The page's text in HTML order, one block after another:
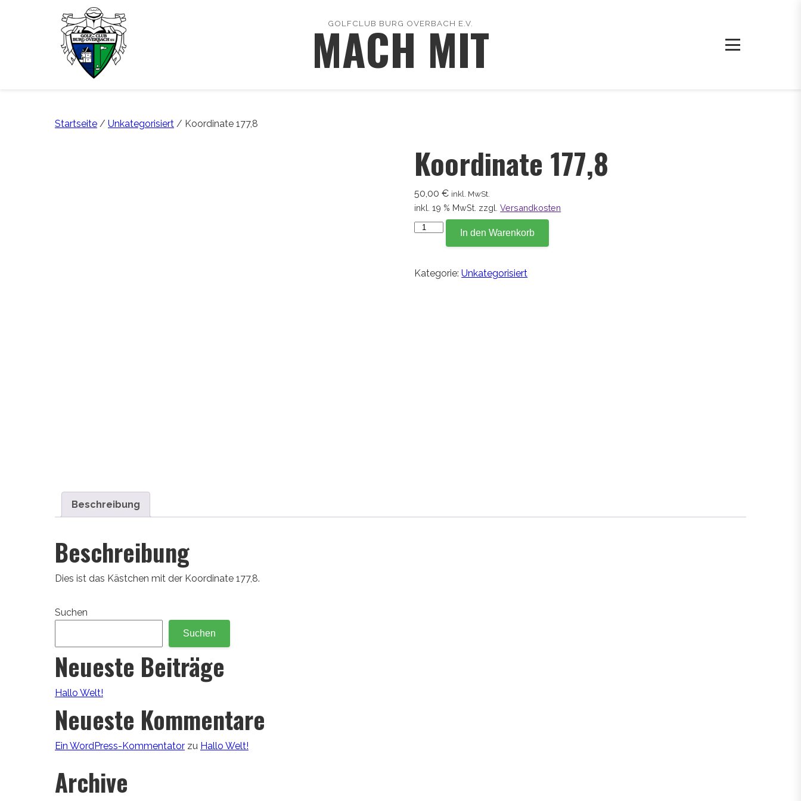
GOLFCLUB BURG OVERBACH E.V.
MACH MIT
Startseite / Unkategorisiert / Koordinate 177,8
Koordinate 177,8
50,00€ inkl. MwSt.
inkl. 19 % MwSt. zzgl.Versandkosten
Koordinate
In den Warenkorb
Kategorie:Unkategorisiert
Beschreibung
Beschreibung
Dies ist das Kästchen mit der Koordinate 177,8.
Suchen
Suchen
Neueste Beiträge
Hallo Welt!
Neueste Kommentare
Ein WordPress-Kommentator zu Hallo Welt!
Archive